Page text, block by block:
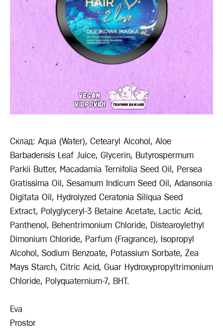
Склад: Aqua (Water), Cetearyl Alcohol, Aloe
Barbadensis Leaf Juice, Glycerin, Butyrospermum
Parkii Butter, Macadamia Ternifolia Seed Oil, Persea
Gratissima Oil, Sesamum Indicum Seed Oil, Adansonia
Digitata Oil, Hydrolyzed Ceratonia Siliqua Seed
Extract, Polyglyceryl-3 Betaine Acetate, Lactic Acid,
Panthenol, Behentrimonium Chloride, Distearoylethyl
Dimonium Chloride, Parfum (Fragrance), Isopropyl
Alcohol, Sodium Benzoate, Potassium Sorbate, Zea
Mays Starch, Citric Acid, Guar Hydroxypropyltrimonium
Chloride, Polyquaternium-7, BHT.
Eva
Prostor